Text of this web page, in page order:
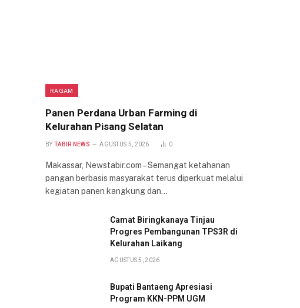
RAGAM
Panen Perdana Urban Farming di
Kelurahan Pisang Selatan
BY TABIR NEWS AGUSTUS 5, 2026 0
Makassar, Newstabir.com – Semangat ketahanan
pangan berbasis masyarakat terus diperkuat melalui
kegiatan panen kangkung dan…
Camat Biringkanaya Tinjau
Progres Pembangunan TPS3R di
Kelurahan Laikang
AGUSTUS 5, 2026
Bupati Bantaeng Apresiasi
Program KKN-PPM UGM